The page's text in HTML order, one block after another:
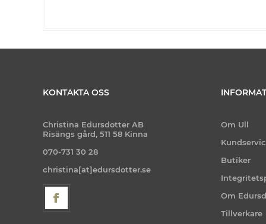
KONTAKTA OSS
Christina Edursdotter AB
Risängs gård, 511 58 Kinna
070-731 30 28
christina[at]edursdotter.se
Om Ull
Butiker
Om
Tillverkare